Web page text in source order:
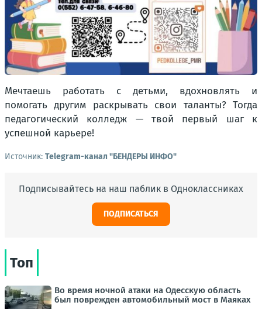
Мечтаешь работать с детьми, вдохновлять и
помогать другим раскрывать свои таланты? Тогда
педагогический колледж — твой первый шаг к
успешной карьере!
Источник: Telegram-канал "БЕНДЕРЫ ИНФО"
Подписывайтесь на наш паблик в Одноклассниках
ПОДПИСАТЬСЯ
Топ
Во время ночной атаки на Одесскую область
был поврежден автомобильный мост в Маяках